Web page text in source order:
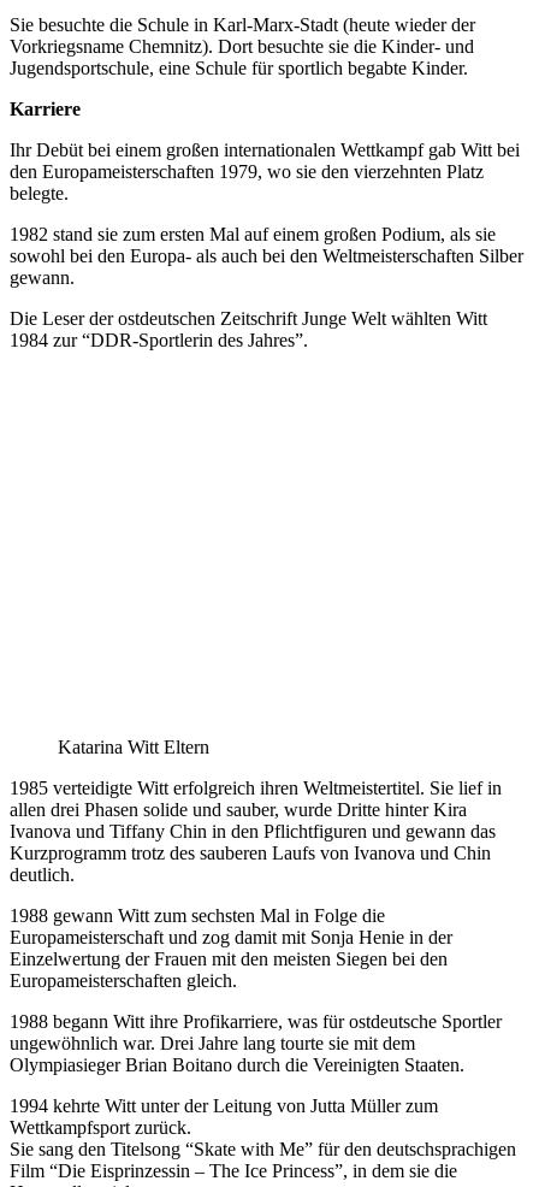
Sie besuchte die Schule in Karl-Marx-Stadt (heute wieder der
Vorkriegsname Chemnitz). Dort besuchte sie die Kinder- und
Jugendsportschule, eine Schule für sportlich begabte Kinder.
Karriere
Ihr Debüt bei einem großen internationalen Wettkampf gab Witt bei
den Europameisterschaften 1979, wo sie den vierzehnten Platz
belegte.
1982 stand sie zum ersten Mal auf einem großen Podium, als sie
sowohl bei den Europa- als auch bei den Weltmeisterschaften Silber
gewann.
Die Leser der ostdeutschen Zeitschrift Junge Welt wählten Witt
1984 zur “DDR-Sportlerin des Jahres”.
Katarina Witt Eltern
1985 verteidigte Witt erfolgreich ihren Weltmeistertitel. Sie lief in
allen drei Phasen solide und sauber, wurde Dritte hinter Kira
Ivanova und Tiffany Chin in den Pflichtfiguren und gewann das
Kurzprogramm trotz des sauberen Laufs von Ivanova und Chin
deutlich.
1988 gewann Witt zum sechsten Mal in Folge die
Europameisterschaft und zog damit mit Sonja Henie in der
Einzelwertung der Frauen mit den meisten Siegen bei den
Europameisterschaften gleich.
1988 begann Witt ihre Profikarriere, was für ostdeutsche Sportler
ungewöhnlich war. Drei Jahre lang tourte sie mit dem
Olympiasieger Brian Boitano durch die Vereinigten Staaten.
1994 kehrte Witt unter der Leitung von Jutta Müller zum
Wettkampfsport zurück.
Sie sang den Titelsong “Skate with Me” für den deutschsprachigen
Film “Die Eisprinzessin – The Ice Princess”, in dem sie die